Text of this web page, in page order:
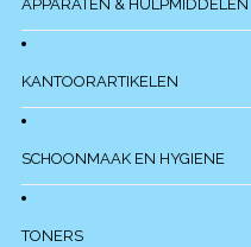
APPARATEN & HULPMIDDELEN
KANTOORARTIKELEN
SCHOONMAAK EN HYGIENE
TONERS